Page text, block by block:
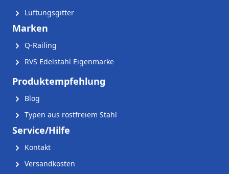
Lüftungsgitter
Marken
Q-Railing
RVS Edelstahl Eigenmarke
Produktempfehlung
Blog
Typen aus rostfreiem Stahl
Service/Hilfe
Kontakt
Versandkosten